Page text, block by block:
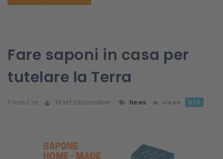
Fare saponi in casa per
tutelare la Terra
Posted by Staff Edizionilswr News views 678